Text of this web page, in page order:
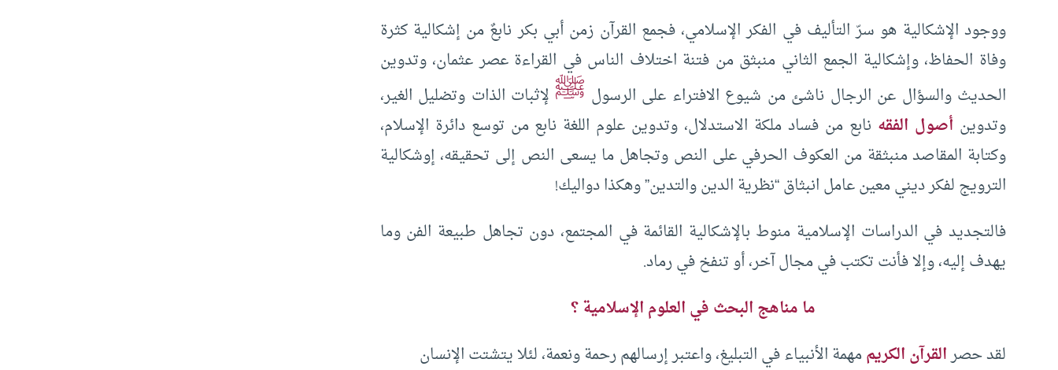
ووجود الإشكالية هو سرّ التأليف في الفكر الإسلامي، فجمع القرآن زمن أبي بكر نابعٌ من إشكالية كثرة
وفاة الحفاظ، وإشكالية الجمع الثاني منبثق من فتنة اختلاف الناس في القراءة عصر عثمان، وتدوين
الحديث والسؤال عن الرجال ناشئ من شيوع الافتراء على الرسول ﷺ لإثبات الذات وتضليل الغير،
وتدوين أصول الفقه نابع من فساد ملكة الاستدلال، وتدوين علوم اللغة نابع من توسع دائرة الإسلام،
وكتابة المقاصد منبثقة من العكوف الحرفي على النص وتجاهل ما يسعى النص إلى تحقيقه، إوشكالية
الترويج لفكر ديني معين عامل انبثاق “نظرية الدين والتدين” وهكذا دواليك!
فالتجديد في الدراسات الإسلامية منوط بالإشكالية القائمة في المجتمع، دون تجاهل طبيعة الفن وما
يهدف إليه، وإلا فأنت تكتب في مجال آخر، أو تنفخ في رماد.
ما مناهج البحث في العلوم الإسلامية ؟
لقد حصرالقرآن الكريممهمة الأنبياء في التبليغ، واعتبر إرسالهم رحمة ونعمة، لئلا يتشتت الإنسان